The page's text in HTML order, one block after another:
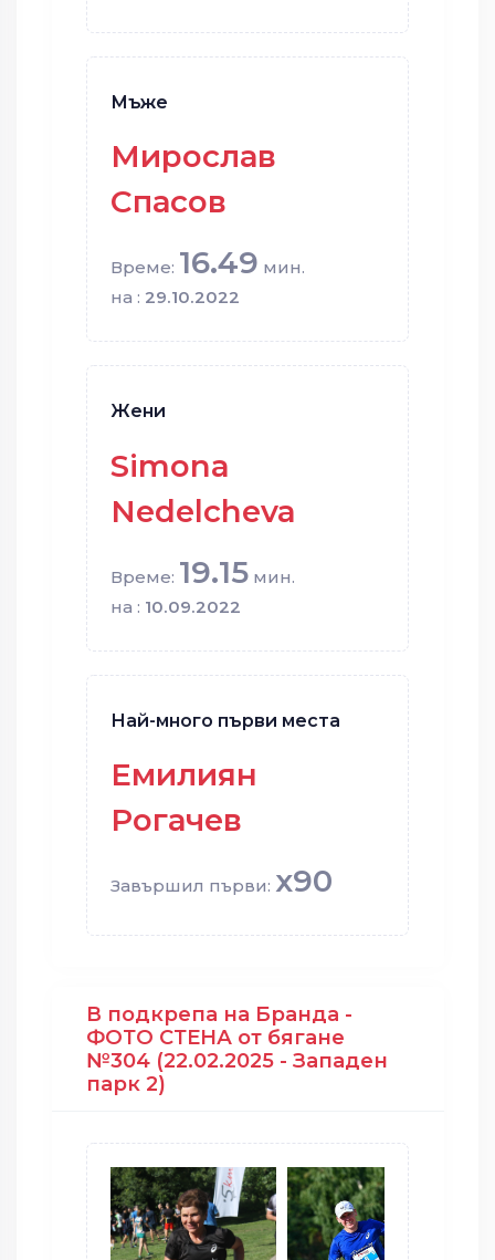
Мъже
Мирослав
Спасов
Време: 16.49 мин.
на : 29.10.2022
Жени
Simona
Nedelcheva
Време: 19.15 мин.
на : 10.09.2022
Най-много първи места
Емилиян
Рогачев
Завършил първи: x90
В подкрепа на Бранда -
ФОТО СТЕНА от бягане
№304 (22.02.2025 - Западен
парк 2)